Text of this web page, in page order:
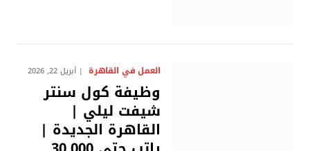
العمل في القاهرة أبريل 22, 2026
وظيفة كول سنتر
شيفت ليلي |
القاهرة الجديدة |